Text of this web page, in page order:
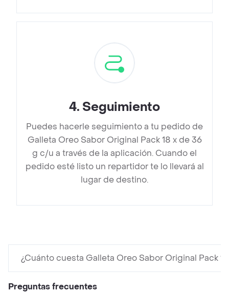
4. Seguimiento
Puedes hacerle seguimiento a tu pedido de
Galleta Oreo Sabor Original Pack 18 x de 36
g c/u a través de la aplicación. Cuando el
pedido esté listo un repartidor te lo llevará al
lugar de destino.
¿Cuánto cuesta Galleta Oreo Sabor Original Pack
Preguntas frecuentes